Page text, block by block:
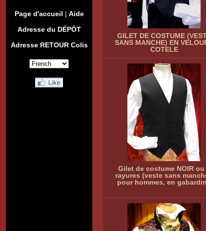
Page d'accueil | Aide
Adresse du DÉPÔT
Adresse RETOUR Colis
GILET DE COSTUME
SANS MANCHE) EN
COTELE
Gilet de costume NOIR ou
rayures (veste sans
pour hommes, en